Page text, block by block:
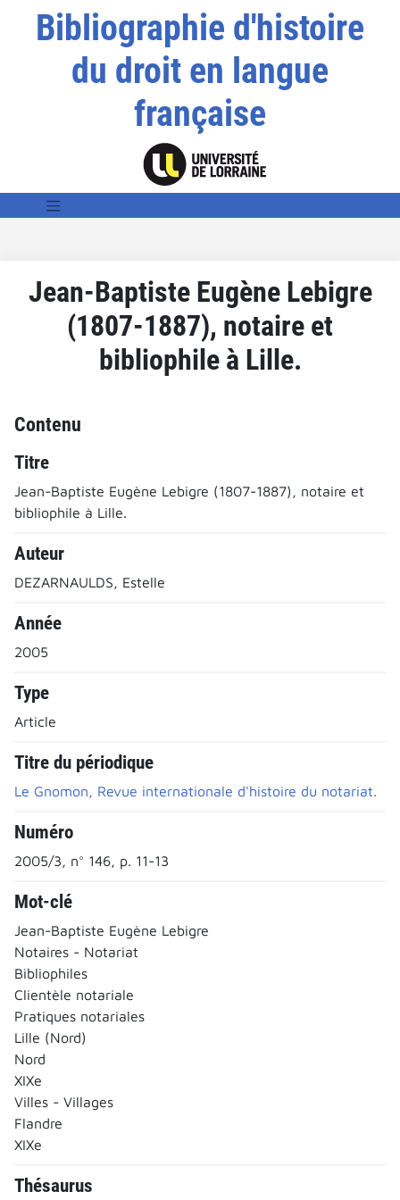
Bibliographie d'histoire
du droit en langue
française
Jean-Baptiste Eugène Lebigre
(1807-1887), notaire et
bibliophile à Lille.
Contenu
Titre
Jean-Baptiste Eugène Lebigre (1807-1887), notaire et
bibliophile à Lille.
Auteur
DEZARNAULDS, Estelle
Année
2005
Type
Article
Titre du périodique
Le Gnomon, Revue internationale d'histoire du notariat.
Numéro
2005/3, n° 146, p. 11-13
Mot-clé
Jean-Baptiste Eugène Lebigre
Notaires - Notariat
Bibliophiles
Clientèle notariale
Pratiques notariales
Lille (Nord)
Nord
XIXe
Villes - Villages
Flandre
XIXe
Thésaurus